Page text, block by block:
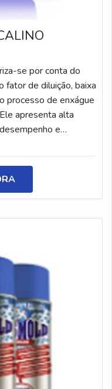
se por conta do
fator de diluição, baixa
processo de enxágue
apresenta alta
e
SOBRE
é
adequado para as
cont